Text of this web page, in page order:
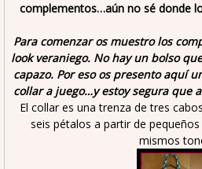
complementos…aún no sé donde
Para comenzar os muestro los
look veraniego. No hay un bolso
capazo. Por eso os presento aquí
collar a juego…y estoy segura que
El collar es una trenza de tres
seis pétalos a partir de
mismos